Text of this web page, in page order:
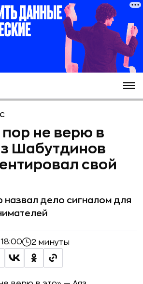
пор не верю в
Шабутдинов
свой
назвал дело сигналом для
2 минуты